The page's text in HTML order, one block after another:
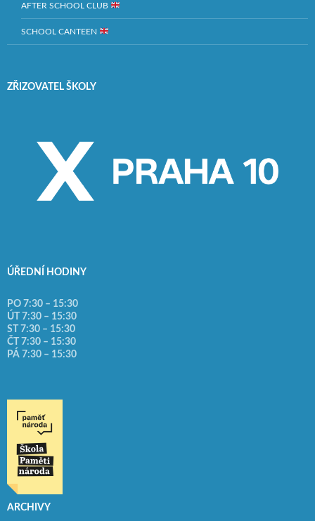
AFTER SCHOOL CLUB
SCHOOL CANTEEN
ZŘIZOVATEL ŠKOLY
ÚŘEDNÍ HODINY
PO 7:30 – 15:30
ÚT 7:30 – 15:30
ST 7:30 – 15:30
ČT 7:30 – 15:30
PÁ 7:30 – 15:30
ARCHIVY